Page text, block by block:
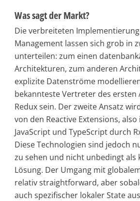
Was sagt der Markt?
Die verbreiteten
Management lassen sich grob in
unterteilen: zum einen
Architekturen, zum anderen
explizite Datenströme
bekannteste Vertreter des ersten
Redux sein. Der zweite Ansatz
von den Reactive Extensions, also
JavaScript und TypeScript durch
Diese Technologien sind jedoch
zu sehen und nicht unbedingt
Lösung. Der Umgang mit
relativ straightforward, aber
auch spezifischer lokaler State